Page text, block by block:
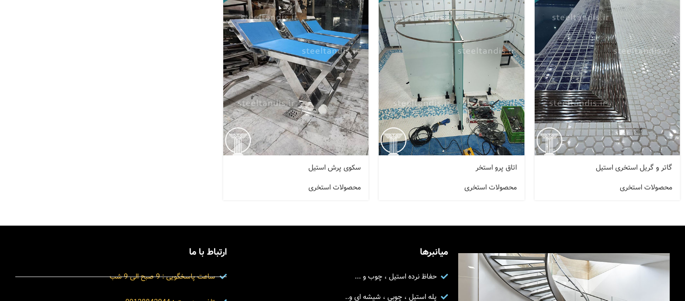
گاتر و گریل استخری استیل
محصولات استخری
اتاق پرو استخر
محصولات استخری
سکوی پرش استیل
محصولات استخری
میانبرها
حفاظ نرده استیل ، چوب و ...
پله استیل ، چوبی ، شیشه ای و..
ارتباط با ما
ساعت پاسخگویی : 9 صبح الی 9 شب